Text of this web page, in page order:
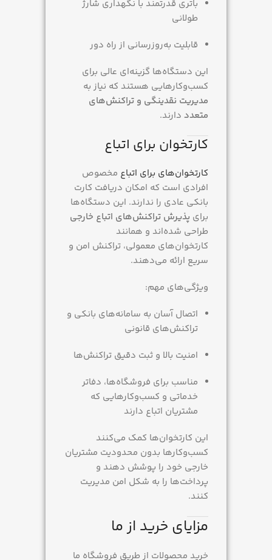
باتری قدرتمند با نگهداری شارژ
طولانی
قابلیت به‌روزرسانی از راه دور
این دستگاه‌ها گزینه‌ای عالی برای
کسب‌وکارهایی هستند که نیاز به
مدیریت نقدینگی و تراکنش‌های
متعدد دارند.
کارتخوان برای اتباع
کارتخوان‌های برای اتباع مخصوص
افرادی است که امکان دریافت کارت
بانکی عادی را ندارند. این دستگاه‌ها
برای پذیرش تراکنش‌های اتباع خارجی
طراحی شده‌اند و همانند
کارتخوان‌های معمولی، تراکنش امن و
سریع ارائه می‌دهند.
ویژگی‌های مهم:
اتصال آسان به سامانه‌های بانکی و
تراکنش‌های قانونی
امنیت بالا و ثبت دقیق تراکنش‌ها
مناسب برای فروشگاه‌ها، دفاتر
خدماتی و کسب‌وکارهایی که
مشتریان اتباع دارند
این کارتخوان‌ها کمک می‌کنند
کسب‌وکارها بدون محدودیت مشتریان
خارجی خود را پوشش دهند و
پرداخت‌ها را به شکل امن مدیریت
کنند.
مزایای خرید از ما
خرید محصولات از طریق فروشگاه ما